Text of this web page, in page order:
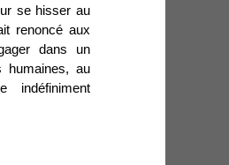
se hisser au
renoncé aux
dans un
humaines, au
indéfiniment